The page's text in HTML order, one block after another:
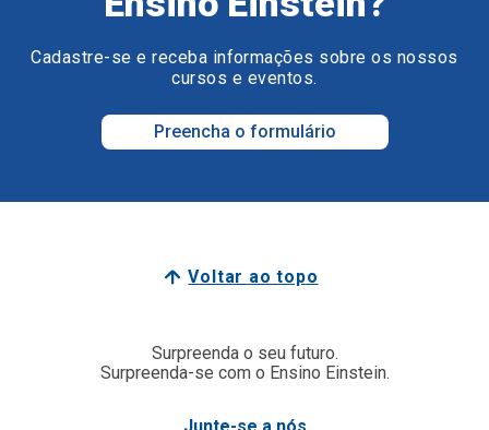
Cadastre-se e receba informações sobre os nossos
cursos e eventos.
Preencha o formulário
Voltar ao topo
Surpreenda o seu futuro.
Surpreenda-se com o Ensino Einstein.